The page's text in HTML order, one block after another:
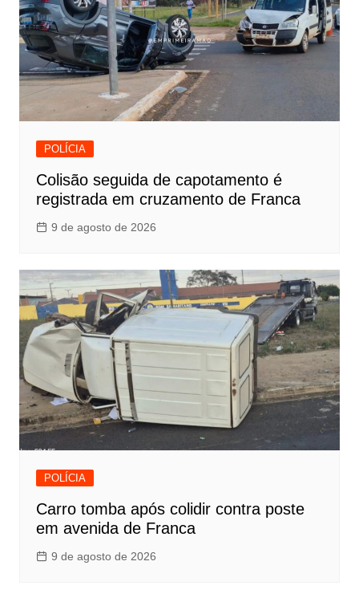
POLÍCIA
Colisão seguida de capotamento é
registrada em cruzamento de Franca
9 de agosto de 2026
POLÍCIA
Carro tomba após colidir contra poste
em avenida de Franca
9 de agosto de 2026